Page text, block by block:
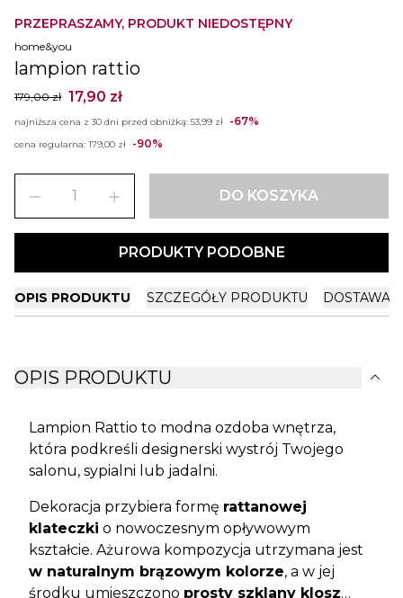
PRZEPRASZAMY, PRODUKT NIEDOSTĘPNY
home&you
lampion rattio
179,00 zł 17,90 zł
najniższa cena z 30 dni przed obniżką: 53,99 zł -67%
cena regularna: 179,00 zł -90%
remove add DO KOSZYKA
PRODUKTY PODOBNE
OPIS PRODUKTU SZCZEGÓŁY PRODUKTU DOSTAWA
OPIS PRODUKTU expand_more
Lampion Rattio to modna ozdoba wnętrza,
która podkreśli designerski wystrój Twojego
salonu, sypialni lub jadalni.
Dekoracja przybiera formę rattanowej
klateczki o nowoczesnym opływowym
kształcie. Ażurowa kompozycja utrzymana jest
w naturalnym brązowym kolorze, a w jej
środku umieszczono prosty szklany klosz